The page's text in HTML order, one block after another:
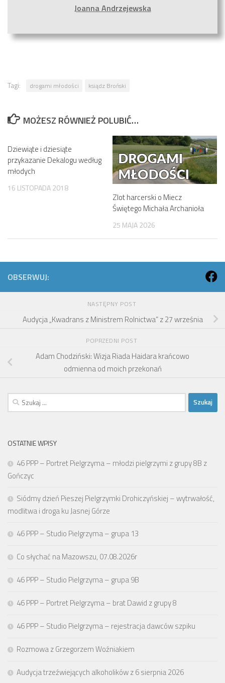
Joanna Andrzejewska
Tagi: drogami młodości ksiądz Broński
MOŻESZ RÓWNIEŻ POLUBIĆ…
Dziewiąte i dziesiąte
przykazanie Dekalogu według
młodych
16 LISTOPADA 2018
Zlot harcerski o Miecz
Świętego Michała Archanioła
25 MAJA 2026
OBSERWUJ:
NASTĘPNY POST
Audycja „Kwadrans z Ministrem Rolnictwa” z 27 września
POPRZEDNI POST
Adam Chodziński: Wizja Riada Haidara krańcowo
odmienna od moich przekonań
Szukaj:
OSTATNIE WPISY
46 PPP – Portret Pielgrzyma – młodzi pielgrzymi z grupy 8B z
Gończyc
Siódmy dzień Pieszej Pielgrzymki Drohiczyńskiej – wytrwałość,
modlitwa i droga ku Jasnej Górze
46 PPP – Studio Pielgrzyma – grupa 13
Co słychać na Mazowszu, 07.08.2026r
46 PPP – Studio Pielgrzyma – grupa 9B
46 PPP – Portret Pielgrzyma – brat Dawid z grupy 8
46 PPP – Studio Pielgrzyma – rejestracja dawców szpiku
Rozmowa z Grzegorzem Woźniakiem
Audycja trzeźwiejących alkoholików z 6 sierpnia 2026